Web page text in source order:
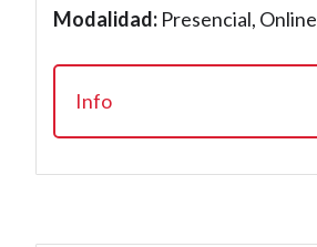
Modalidad: Presencial, Online
Info